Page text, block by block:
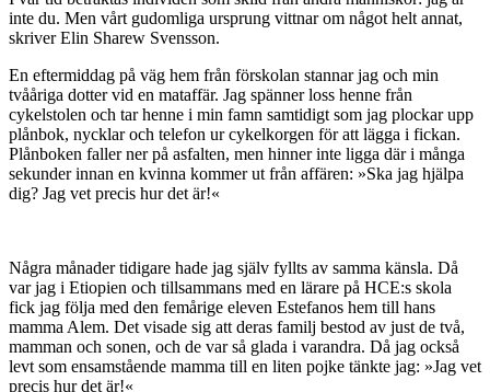
inte du. Men vårt gudomliga ursprung vittnar om något helt annat,
skriver Elin Sharew Svensson.
En eftermiddag på väg hem från förskolan stannar jag och min
tvååriga dotter vid en mataffär. Jag spänner loss henne från
cykelstolen och tar henne i min famn samtidigt som jag plockar upp
plånbok, nycklar och telefon ur cykelkorgen för att lägga i fickan.
Plånboken faller ner på asfalten, men hinner inte ligga där i många
sekunder innan en kvinna kommer ut från affären: »Ska jag hjälpa
dig? Jag vet precis hur det är!«
Några månader tidigare hade jag själv fyllts av samma känsla. Då
var jag i Etiopien och tillsammans med en lärare på HCE:s skola
fick jag följa med den femårige eleven Estefanos hem till hans
mamma Alem. Det visade sig att deras familj bestod av just de två,
mamman och sonen, och de var så glada i varandra. Då jag också
levt som ensamstående mamma till en liten pojke tänkte jag: »Jag vet
precis hur det är!«